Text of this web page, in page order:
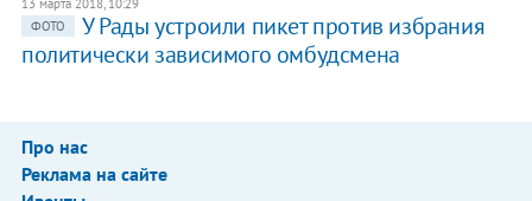
13 марта 2018, 10:29
ФОТО
У Рады устроили пикет против избрания
политически зависимого омбудсмена
Про нас
Реклама на сайте